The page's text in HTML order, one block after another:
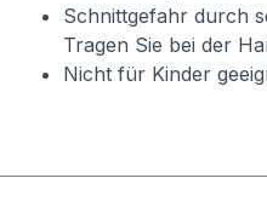
Schnittgefahr durch
Tragen Sie bei der
Nicht für Kinder